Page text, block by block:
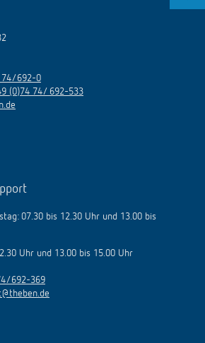
74/692-0
(0)74 74/ 692-533
07.30 bis 12.30 Uhr und 13.00 bis
Uhr und 13.00 bis 15.00 Uhr
692-369